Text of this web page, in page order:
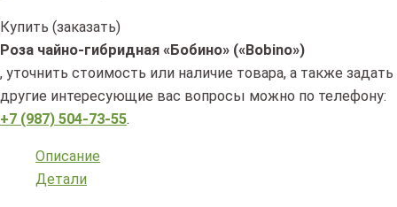
Купить (заказать)
Роза чайно-гибридная «Бобино» («Bobino»)
, уточнить стоимость или наличие товара, а также задать
другие интересующие вас вопросы можно по телефону:
+7 (987) 504-73-55.
Описание
Детали